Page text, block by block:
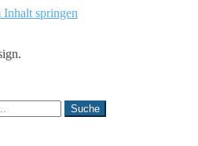
Inhalt springen
Suche